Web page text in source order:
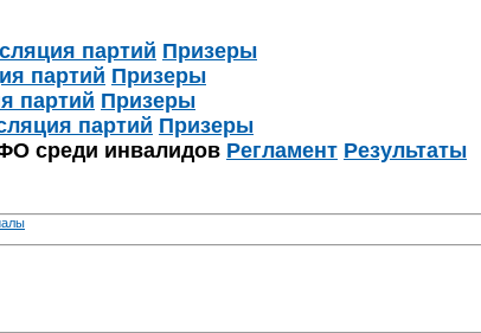
партий Призеры
партий Призеры
партий Призеры
партий Призеры
среди инвалидов Регламент Результаты